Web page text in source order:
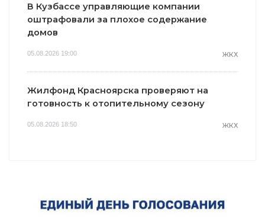
В Кузбассе управляющие компании
оштрафовали за плохое содержание
домов
05.08.2026 19:00 ЖКХ
Жилфонд Красноярска проверяют на
готовность к отопительному сезону
05.08.2026 18:50 ЖКХ